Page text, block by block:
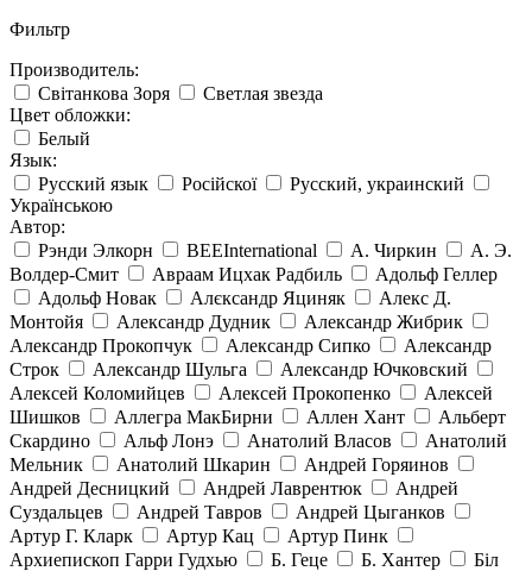
Фильтр
Производитель:
Світанкова Зоря
Светлая звезда
Цвет обложки:
Белый
Язык:
Русский язык
Російскої
Русский, украинский
Українською
Автор:
Рэнди Элкорн
BEEInternational А. Чиркин
А. Э.
Волдер-Смит
Авраам Ицхак Радбиль
Адольф Геллер
Адольф Новак
Алєксандр Яциняк
Алекс Д.
Монтойя
Александр Дудник
Александр Жибрик
Александр Прокопчук
Александр Сипко
Александр
Строк
Александр Шульга
Александр Ючковский
Алексей Коломийцев
Алексей Прокопенко
Алексей
Шишков
Аллегра МакБирни Аллен Хант
Альберт
Скардино
Альф Лонэ Анатолий Власов
Анатолий
Мельник
Анатолий Шкарин
Андрей Горяинов
Андрей Десницкий
Андрей Лаврентюк
Андрей
Суздальцев
Андрей Тавров
Андрей Цыганков
Артур Г. Кларк
Артур Кац
Артур Пинк
Архиепископ Гарри Гудхью
Б. Геце Б. Хантер
Біл